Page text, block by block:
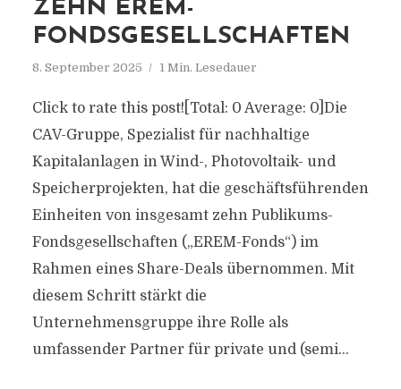
ZEHN EREM-
FONDSGESELLSCHAFTEN
8. September 2025 1 Min. Lesedauer
Click to rate this post![Total: 0 Average: 0]Die
CAV-Gruppe, Spezialist für nachhaltige
Kapitalanlagen in Wind-, Photovoltaik- und
Speicherprojekten, hat die geschäftsführenden
Einheiten von insgesamt zehn Publikums-
Fondsgesellschaften („EREM-Fonds“) im
Rahmen eines Share-Deals übernommen. Mit
diesem Schritt stärkt die
Unternehmensgruppe ihre Rolle als
umfassender Partner für private und (semi...